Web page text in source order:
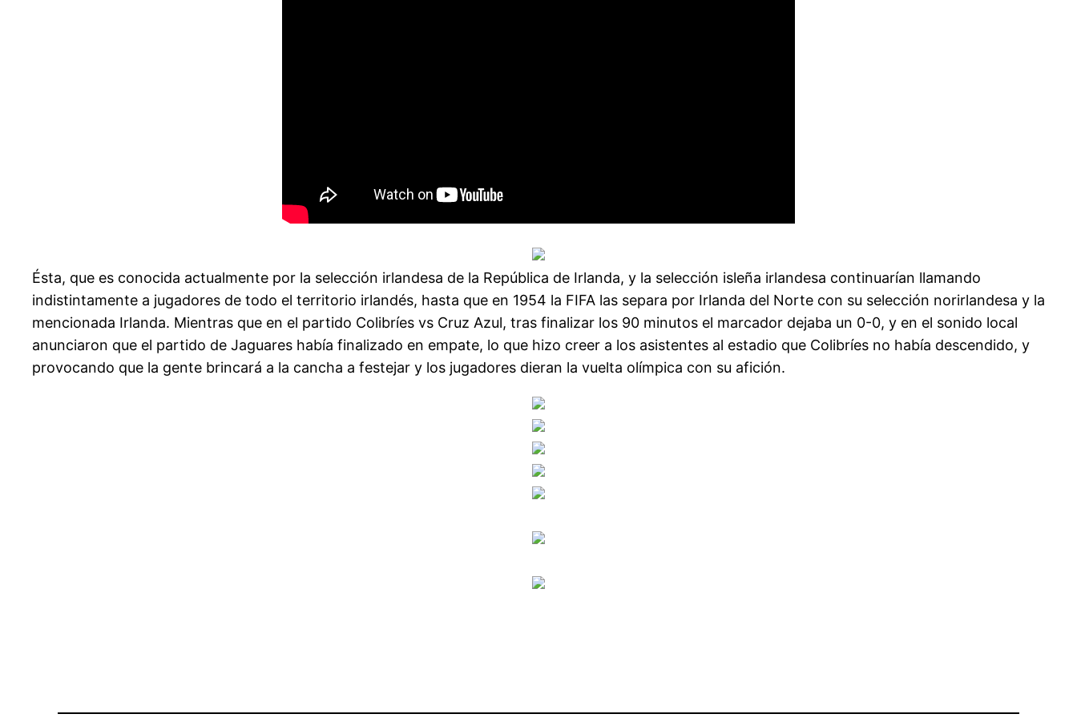
Ésta, que es conocida actualmente por la selección irlandesa de la República de Irlanda, y la selección isleña irlandesa continuarían llamando
indistintamente a jugadores de todo el territorio irlandés, hasta que en 1954 la FIFA las separa por Irlanda del Norte con su selección norirlandesa y la
mencionada Irlanda. Mientras que en el partido Colibríes vs Cruz Azul, tras finalizar los 90 minutos el marcador dejaba un 0-0, y en el sonido local
anunciaron que el partido de Jaguares había finalizado en empate, lo que hizo creer a los asistentes al estadio que Colibríes no había descendido, y
provocando que la gente brincará a la cancha a festejar y los jugadores dieran la vuelta olímpica con su afición.